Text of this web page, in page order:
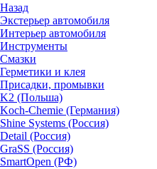
Назад
Экстерьер автомобиля
Интерьер автомобиля
Инструменты
Смазки
Герметики и клея
Присадки, промывки
K2 (Польша)
Koch-Chemie (Германия)
Shine Systems (Россия)
Detail (Россия)
GraSS (Россия)
SmartOpen (РФ)